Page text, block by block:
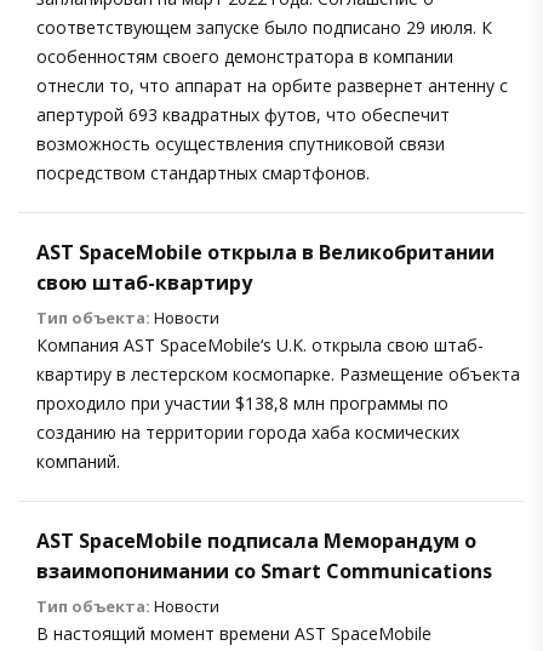
соответствующем запуске было подписано 29 июля. К
особенностям своего демонстратора в компании
отнесли то, что аппарат на орбите развернет антенну с
апертурой 693 квадратных футов, что обеспечит
возможность осуществления спутниковой связи
посредством стандартных смартфонов.
AST SpaceMobile открыла в Великобритании
свою штаб-квартиру
Тип объекта: Новости
Компания AST SpaceMobile‘s U.K. открыла свою штаб-
квартиру в лестерском космопарке. Размещение объекта
проходило при участии $138,8 млн программы по
созданию на территории города хаба космических
компаний.
AST SpaceMobile подписала Меморандум о
взаимопонимании со Smart Communications
Тип объекта: Новости
В настоящий момент времени AST SpaceMobile